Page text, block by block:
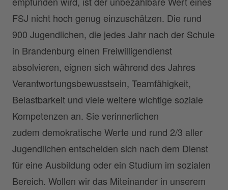
FSJ nicht hoch genug einzuschätzen. Die rund
900 Jugendlichen, die jedes Jahr nach der Schule
in Brandenburg einen Freiwilligendienst
absolvieren, eignen sich während des Jahres
Verantwortungsbewusstsein, Teamfähigkeit,
Belastbarkeit und viele weitere wichtige soziale
Kompetenzen an. Sie verinnerlichen
zudem demokratische Werte und rund 2/3 aller
Jugendlichen entscheiden sich nach dem Dienst
für eine Ausbildung oder ein Studium im sozialen
Bereich. Wollen wir das Miteinander in unserem